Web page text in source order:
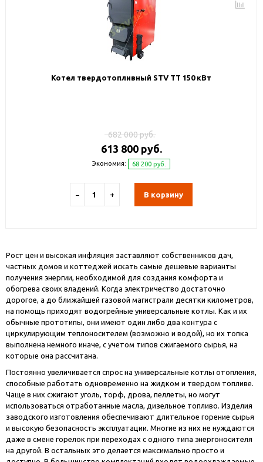
Котел твердотопливный STV TT 150 кВт
682 000 руб.
613 800 руб.
Экономия: 68 200 руб.
− + В корзину
Рост цен и высокая инфляция заставляют собственников дач,
частных домов и коттеджей искать самые дешевые варианты
получения энергии, необходимой для создания комфорта и
обогрева своих владений. Когда электричество достаточно
дорогое, а до ближайшей газовой магистрали десятки километров,
на помощь приходят водогрейные универсальные котлы. Как и их
обычные прототипы, они имеют один либо два контура с
циркулирующим теплоносителем (возможно и водой), но их топка
выполнена немного иначе, с учетом типов сжигаемого сырья, на
которые она рассчитана.
Постоянно увеличивается спрос на универсальные котлы отопления,
способные работать одновременно на жидком и твердом топливе.
Чаще в них сжигают уголь, торф, дрова, пеллеты, но могут
использоваться отработанные масла, дизельное топливо. Изделия
заводского изготовления обеспечивают длительное горение сырья
и высокую безопасность эксплуатации. Многие из них не нуждаются
даже в смене горелок при переходах с одного типа энергоносителя
на другой. В остальных это делается максимально просто и